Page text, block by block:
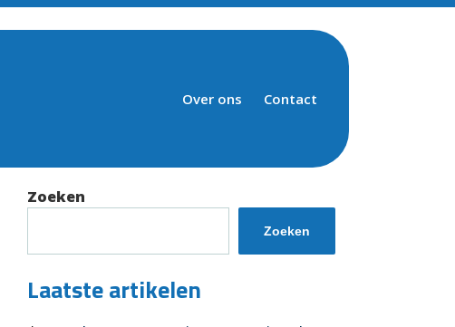
Over ons Contact
Zoeken
Zoeken
Laatste artikelen